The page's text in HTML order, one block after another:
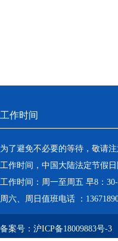
工作时间
为了避免不必要的等待，敬请
工作时间，中国大陆法定节假日
工作时间：周一至周五 早8：
周六、周日值班电话 ：
备案号： 沪ICP备18009883号-3